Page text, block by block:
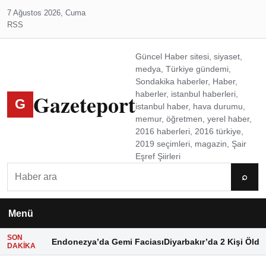
7 Ağustos 2026, Cuma
RSS
G Gazeteport
Güncel Haber sitesi, siyaset,
medya, Türkiye gündemi,
Sondakika haberler, Haber,
haberler, istanbul haberleri,
istanbul haber, hava durumu,
memur, öğretmen, yerel haber,
2016 haberleri, 2016 türkiye,
2019 seçimleri, magazin, Şair
Eşref Şiirleri
⌕
Menü
SON
DAKIKA
Endonezya’da Gemi FaciasıDiyarbakır’da 2 Kişi Öldü